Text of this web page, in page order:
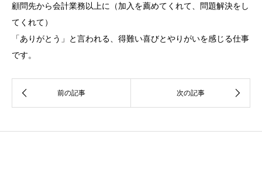
顧問先から会計業務以上に（加入を薦めてくれて、問題解決をし
てくれて）
「ありがとう」と言われる、得難い喜びとやりがいを感じる仕事
です。